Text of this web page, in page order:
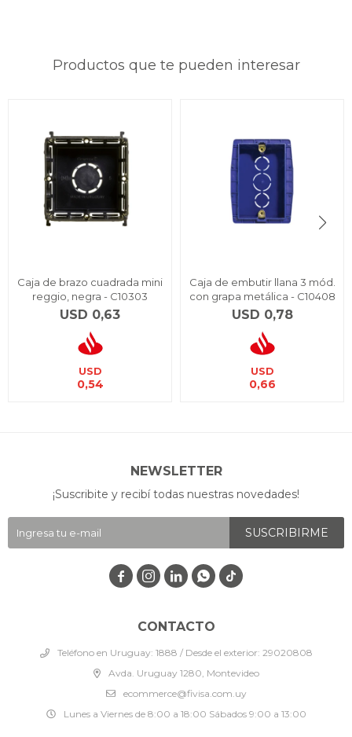
Productos que te pueden interesar
Caja de brazo cuadrada mini
reggio, negra - C10303
USD 0,63
USD
0,54
Caja de embutir llana 3 mód.
con grapa metálica - C10408
USD 0,78
USD
0,66
CONTACTO
Teléfono en Uruguay: 1888 / Desde el exterior: 29020808
Avda. Uruguay 1280, Montevideo
ecommerce@fivisa.com.uy
Lunes a Viernes de 8:00 a 18:00 Sábados 9:00 a 13:00
NEWSLETTER
¡Suscribite y recibí todas nuestras novedades!
SUSCRIBIRME
   